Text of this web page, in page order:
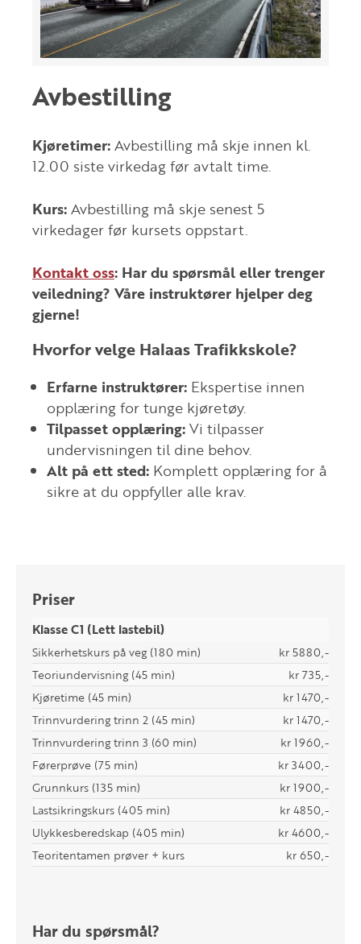
Avbestilling
Kjøretimer:Avbestilling må skje innen kl.
12.00 siste virkedag før avtalt time.
Kurs:Avbestilling må skje senest 5
virkedager før kursets oppstart.
Kontakt oss: Har du spørsmål eller trenger
veiledning? Våre instruktører hjelper deg
gjerne!
Hvorfor velge Halaas Trafikkskole?
Erfarne instruktører: Ekspertise innen
opplæring for tunge kjøretøy.
Tilpasset opplæring:Vi tilpasser
undervisningen til dine behov.
Alt på ett sted: Komplett opplæring for å
sikre at du oppfyller alle krav.
Priser
Klasse C1 (Lett lastebil)
Sikkerhetskurs på veg (180 min)
kr 5880,-
Teoriundervisning (45 min)
kr 735,-
Kjøretime (45 min)
kr 1470,-
Trinnvurdering trinn 2 (45 min)
kr 1470,-
Trinnvurdering trinn 3 (60 min)
kr 1960,-
Førerprøve (75 min)
kr 3400,-
Grunnkurs (135 min)
kr 1900,-
Lastsikringskurs (405 min)
kr 4850,-
Ulykkesberedskap (405 min)
kr 4600,-
Teoritentamen prøver + kurs
kr 650,-
Har du spørsmål?